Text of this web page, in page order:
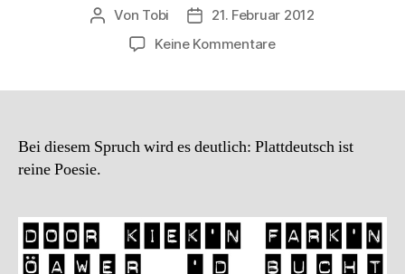
Beitragsautor
Von Tobi Beitragsdatum
21. Februar 2012
Keine Kommentarezu
Bei diesem Spruch wird es deutlich: Plattdeutsch ist
reine Poesie.